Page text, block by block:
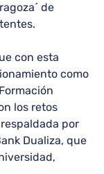
de
con esta
como
los retos
por
Dualiza, que